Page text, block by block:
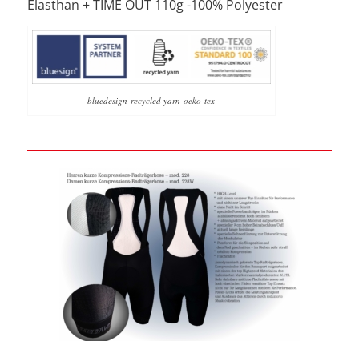
Elasthan + TIME OUT 110g -100% Polyester
bluedesign-recycled yarn-oeko-tex